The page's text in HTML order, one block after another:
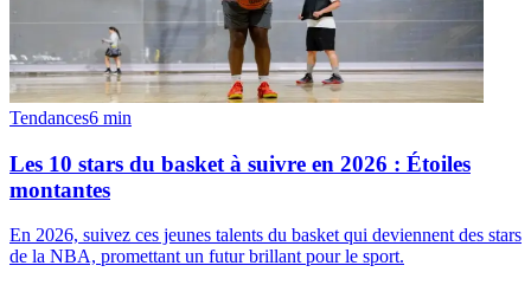
Tendances6 min
Les 10 stars du basket à suivre en 2026 : Étoiles
montantes
En 2026, suivez ces jeunes talents du basket qui deviennent des stars
de la NBA, promettant un futur brillant pour le sport.